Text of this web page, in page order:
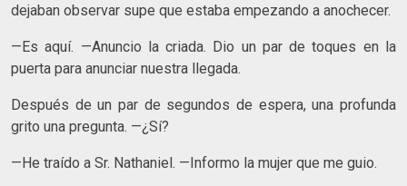
dejaban observar supe que estaba empezando a anochecer.
—Es aquí. —Anuncio la criada. Dio un par de toques en la
puerta para anunciar nuestra llegada.
Después de un par de segundos de espera, una profunda
grito una pregunta. —¿Sí?
—He traído a Sr. Nathaniel. —Informo la mujer que me guio.